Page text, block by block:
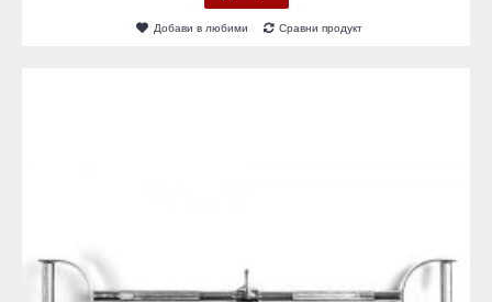
Добави в любими Сравни продукт